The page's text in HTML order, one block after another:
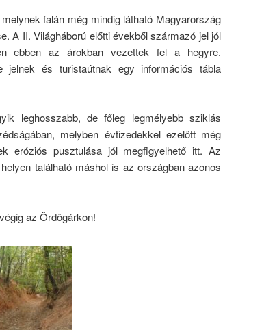
falán még mindig látható Magyarország
A II. Világháború előtti évekből származó jel jól
ebben az árokban vezettek fel a hegyre.
jelnek és turistaútnak egy információs tábla
leghosszabb, de főleg legmélyebb sziklás
melyben évtizedekkel ezelőtt még
eróziós pusztulása jól megfigyelhető itt. Az
található máshol is az országban azonos
az Ördögárkon!